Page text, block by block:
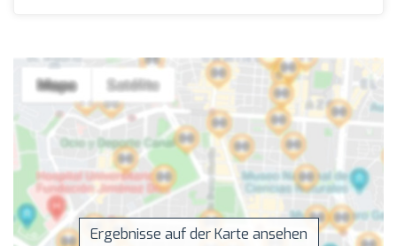
Ergebnisse auf der Karte ansehen